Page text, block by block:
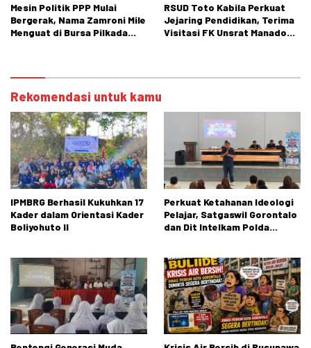
Mesin Politik PPP Mulai
Bergerak, Nama Zamroni Mile
Menguat di Bursa Pilkada
RSUD Toto Kabila Perkuat
Jejaring Pendidikan, Terima
Visitasi FK Unsrat Manado
Rekomendasi untuk kamu
IPMBRG Berhasil Kukuhkan 17
Kader dalam Orientasi Kader
Boliyohuto II
Perkuat Ketahanan Ideologi
Pelajar, Satgaswil Gorontalo
dan Dit Intelkam Polda
Negeri 1 Kabila